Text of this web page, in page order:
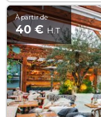
À partir de
40 € H.T